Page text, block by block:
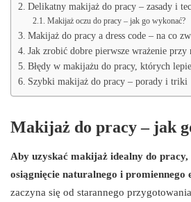
Delikatny makijaż do pracy – zasady i
Makijaż oczu do pracy – jak go wykonać?
Makijaż do pracy a dress code – na co
Jak zrobić dobre pierwsze wrażenie przy
Błędy w makijażu do pracy, których
Szybki makijaż do pracy – porady i triki
Makijaż do pracy – jak
Aby uzyskać makijaż idealny do pracy,
osiągnięcie naturalnego i promiennego
zaczyna się od starannego